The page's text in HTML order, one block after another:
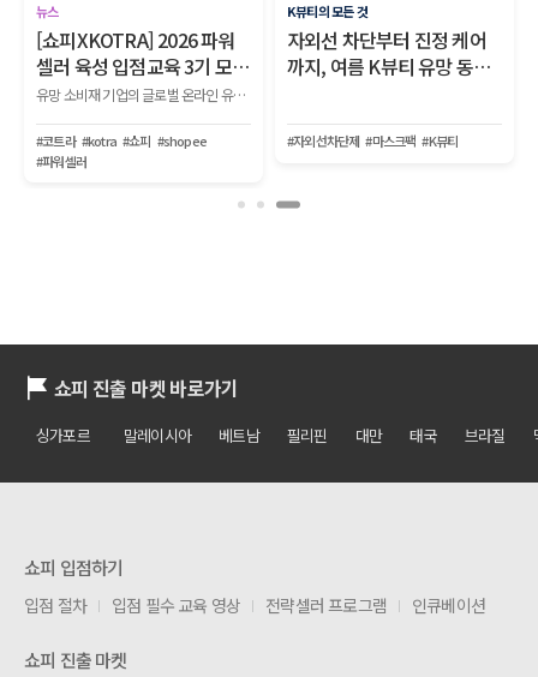
뉴스
[쇼피XKOTRA] 2026 파워
셀러 육성 입점교육 3기 모
집!
유망 소비재 기업의 글로벌 온라인 유통망 입점부터 생존, 파워셀러로 성장하는 전 과정을 지원하는 『2026 KOTRA-쇼피 파워셀러 육성사업 1단계 입점교육 2기』를 모집합니다.
#코트라 #kotra #쇼피 #shopee
#파워셀러
K뷰티의 모든 것
자외선 차단부터 진정 케어
까지, 여름 K뷰티 유망 동남
#자외선차단제 #마스크팩 #K뷰티
쇼피 진출 마켓 바로가기
싱가포르 말레이시아 베트남 필리핀 대만 태국 브라질
쇼피 입점하기
입점 절차 입점 필수 교육 영상 전략셀러 프로그램 인큐베이션
쇼피 진출 마켓